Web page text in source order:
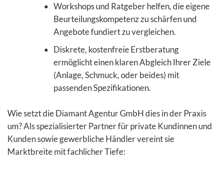
Workshops und Ratgeber helfen, die eigene
Beurteilungskompetenz zu schärfen und
Angebote fundiert zu vergleichen.
Diskrete, kostenfreie Erstberatung
ermöglicht einen klaren Abgleich Ihrer Ziele
(Anlage, Schmuck, oder beides) mit
passenden Spezifikationen.
Wie setzt die Diamant Agentur GmbH dies in der Praxis
um? Als spezialisierter Partner für private Kundinnen und
Kunden sowie gewerbliche Händler vereint sie
Marktbreite mit fachlicher Tiefe: